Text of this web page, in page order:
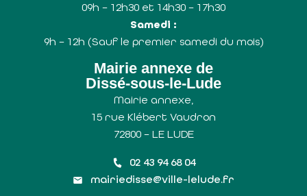
09h – 12h30 et 14h30 – 17h30
Samedi :
9h – 12h (Sauf le premier samedi du mois)
Mairie annexe de
Dissé-sous-le-Lude
Mairie annexe,
15 rue Klébert Vaudron
72800 – LE LUDE
02 43 94 68 04
mairiedisse@ville-lelude.fr